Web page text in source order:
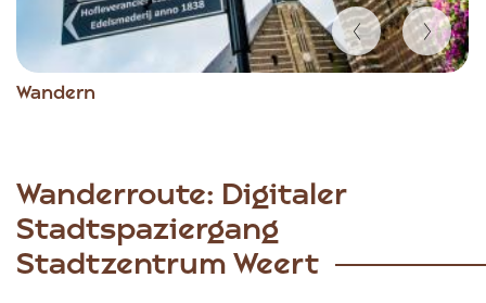
Wandern
Item
Wanderroute: Digitaler
Stadtspaziergang
Stadtzentrum Weert